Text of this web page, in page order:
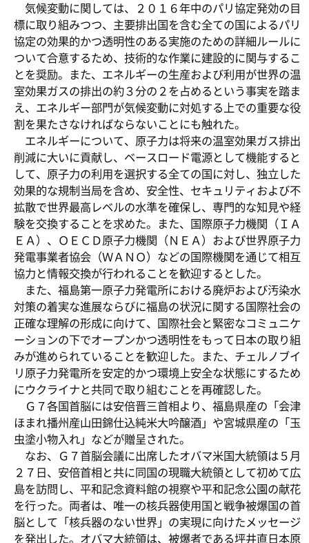
気候変動に関しては、２０１６年中のパリ協定発効の目
標に取り組みつつ、主要排出国を含む全ての国によるパリ
協定の効果的かつ透明性のある実施のための詳細ルールに
ついて合意するため、技術的な作業に建設的に関与するこ
とを奨励。また、エネルギーの生産および利用が世界の温
室効果ガスの排出の約３分の２を占めるという事実を踏ま
え、エネルギー部門が気候変動に対処する上での重要な役
割を果たさなければならないことにも触れた。
エネルギーについて、原子力は将来の温室効果ガス排出
削減に大いに貢献し、ベースロード電源として機能すると
して、原子力の利用を選択する全ての国に対し、独立した
効果的な規制当局を含め、安全性、セキュリティおよび不
拡散で世界最高レベルの水準を確保し、専門的な知見や経
験を交換することを求めた。また、国際原子力機関（ＩＡ
ＥＡ）、ＯＥＣＤ原子力機関（ＮＥＡ）および世界原子力
発電事業者協会（ＷＡＮＯ）などの国際機関を通じて相互
協力と情報交換が行われることを歓迎するとした。
また、福島第一原子力発電所における廃炉および汚染水
対策の着実な進展ならびに福島の状況に関する国際社会の
正確な理解の形成に向けて、国際社会と緊密なコミュニケ
ーションの下でオープンかつ透明性をもって日本の取り組
みが進められていることを歓迎した。また、チェルノブイ
リ原子力発電所を安定的かつ環境上安全な状態にするため
にウクライナと共同で取り組むことを再確認した。
Ｇ７各国首脳には安倍晋三首相より、福島県産の「会津
ほまれ播州産山田錦仕込純米大吟醸酒」や宮城県産の「玉
虫塗小物入れ」などが贈呈された。
なお、Ｇ７首脳会議に出席したオバマ米国大統領は５月
２７日、安倍首相と共に同国の現職大統領として初めて広
島を訪問し、平和記念資料館の視察や平和記念公園の献花
を行った。両者は、唯一の核兵器使用国と戦争被爆国の首
脳として「核兵器のない世界」の実現に向けたメッセージ
を発出した。オバマ大統領は、被爆者である坪井直日本原